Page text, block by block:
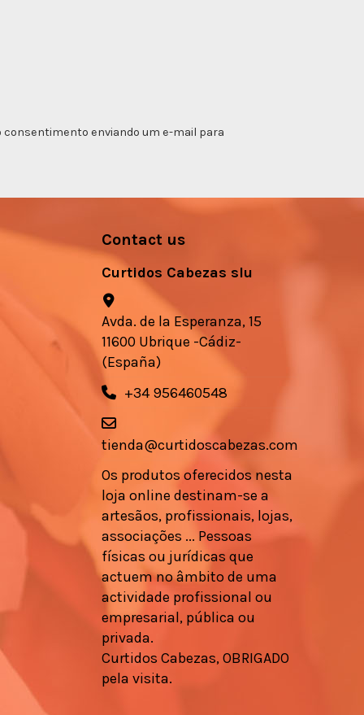
consentimento enviando um e-mail para
Contact us
Curtidos Cabezas slu
Avda. de la Esperanza, 15
11600 Ubrique -Cádiz-
(España)
+34 956460548
tienda@curtidoscabezas.com
Os produtos oferecidos nesta
loja online destinam-se a
artesãos, profissionais, lojas,
associações ... Pessoas
físicas ou jurídicas que
actuem no âmbito de uma
actividade profissional ou
empresarial, pública ou
privada.
Curtidos Cabezas, OBRIGADO
pela visita.